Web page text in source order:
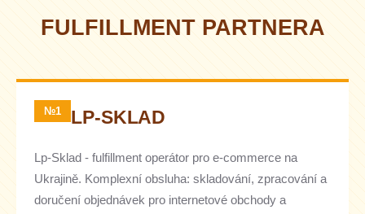
FULFILLMENT PARTNERA
№1 LP-SKLAD
Lp-Sklad - fulfillment operátor pro e-commerce na
Ukrajině. Komplexní obsluha: skladování, zpracování a
doručení objednávek pro internetové obchody a